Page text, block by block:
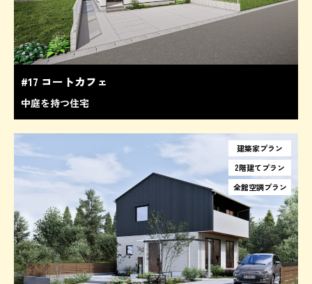
#17 コートカフェ
中庭を持つ住宅
建築家プラン
2階建てプラン
全館空調プラン